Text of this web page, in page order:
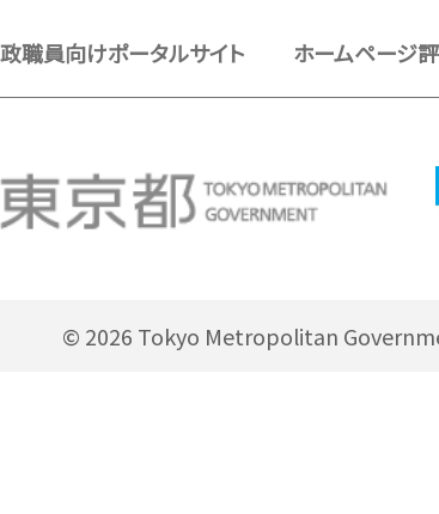
職員向けポータルサイト ホームページ
© 2026 Tokyo Metropolitan